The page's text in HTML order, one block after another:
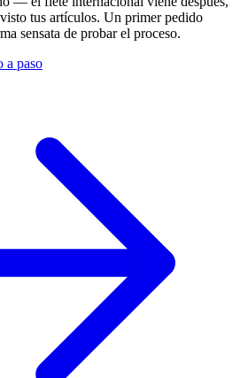
tus artículos. Un primer pedido
sensata de probar el proceso.
a paso